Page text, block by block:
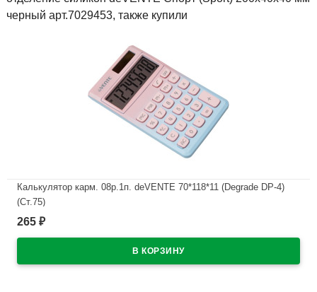
черный арт.7029453, также купили
Калькулятор карм. 08р.1п. deVENTE 70*118*11 (Degrade DP-4)
(Ст.75)
В наличии
265 ₽